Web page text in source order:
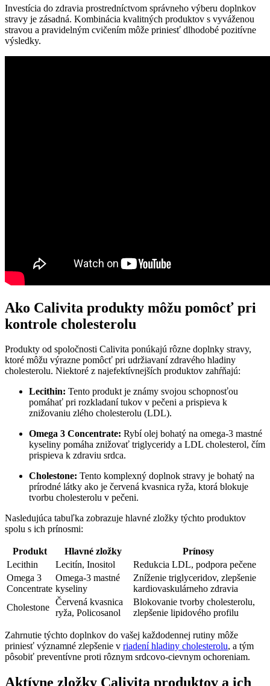
Investícia do zdravia prostredníctvom správneho výberu doplnkov
stravy je zásadná. Kombinácia kvalitných produktov s vyváženou
stravou a pravidelným cvičením môže priniesť dlhodobé pozitívne
výsledky.
Ako Calivita produkty môžu pomôcť pri
kontrole cholesterolu
Produkty od spoločnosti Calivita ponúkajú rôzne doplnky stravy,
ktoré môžu výrazne pomôcť pri udržiavaní zdravého hladiny
cholesterolu. Niektoré z najefektívnejších produktov zahŕňajú:
Lecithin: Tento produkt je známy svojou schopnosťou
pomáhať pri rozkladaní tukov v pečeni a prispieva k
znižovaniu zlého cholesterolu (LDL).
Omega 3 Concentrate: Rybí olej bohatý na omega-3 mastné
kyseliny pomáha znižovať triglyceridy a LDL cholesterol, čím
prispieva k zdraviu srdca.
Cholestone: Tento komplexný doplnok stravy je bohatý na
prírodné látky ako je červená kvasnica ryža, ktorá blokuje
tvorbu cholesterolu v pečeni.
Nasledujúca tabuľka zobrazuje hlavné zložky týchto produktov
spolu s ich prínosmi:
Produkt Hlavné zložky
Prínosy
Lecithin
Lecitín, Inositol
Redukcia LDL, podpora pečene
Omega 3
Concentrate
Omega-3 mastné
kyseliny
Zníženie triglyceridov, zlepšenie
kardiovaskulárneho zdravia
Cholestone
Červená kvasnica
ryža, Policosanol
Blokovanie tvorby cholesterolu,
zlepšenie lipidového profilu
Zahrnutie týchto doplnkov do vašej každodennej rutiny môže
priniesť významné zlepšenie v riadení hladiny cholesterolu, a tým
pôsobiť preventívne proti rôznym srdcovo-cievnym ochoreniam.
Aktívne zložky Calivita produktov a ich